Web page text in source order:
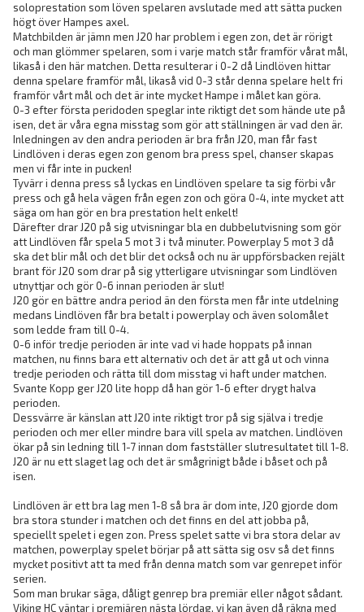
soloprestation som löven spelaren avslutade med att sätta pucken
högt över Hampes axel.
Matchbilden är jämn men J20 har problem i egen zon, det är rörigt
och man glömmer spelaren, som i varje match står framför vårat mål,
likaså i den här matchen. Detta resulterar i 0-2 då Lindlöven hittar
denna spelare framför mål, likaså vid 0-3 står denna spelare helt fri
framför vårt mål och det är inte mycket Hampe i målet kan göra.
0-3 efter första peridoden speglar inte riktigt det som hände ute på
isen, det är våra egna misstag som gör att ställningen är vad den är.
Inledningen av den andra perioden är bra från J20, man får fast
Lindlöven i deras egen zon genom bra press spel, chanser skapas
men vi får inte in pucken!
Tyvärr i denna press så lyckas en Lindlöven spelare ta sig förbi vår
press och gå hela vägen från egen zon och göra 0-4, inte mycket att
säga om han gör en bra prestation helt enkelt!
Därefter drar J20 på sig utvisningar bla en dubbelutvisning som gör
att Lindlöven får spela 5 mot 3 i två minuter. Powerplay 5 mot 3 då
ska det blir mål och det blir det också och nu är uppförsbacken rejält
brant för J20 som drar på sig ytterligare utvisningar som Lindlöven
utnyttjar och gör 0-6 innan perioden är slut!
J20 gör en bättre andra period än den första men får inte utdelning
medans Lindlöven får bra betalt i powerplay och även solomålet
som ledde fram till 0-4.
0-6 inför tredje perioden är inte vad vi hade hoppats på innan
matchen, nu finns bara ett alternativ och det är att gå ut och vinna
tredje perioden och rätta till dom misstag vi haft under matchen.
Svante Kopp ger J20 lite hopp då han gör 1-6 efter drygt halva
perioden.
Dessvärre är känslan att J20 inte riktigt tror på sig själva i tredje
perioden och mer eller mindre bara vill spela av matchen. Lindlöven
ökar på sin ledning till 1-7 innan dom fastställer slutresultatet till 1-8.
J20 är nu ett slaget lag och det är smågrinigt både i båset och på
isen.
Lindlöven är ett bra lag men 1-8 så bra är dom inte, J20 gjorde dom
bra stora stunder i matchen och det finns en del att jobba på,
speciellt spelet i egen zon. Press spelet satte vi bra stora delar av
matchen, powerplay spelet börjar på att sätta sig osv så det finns
mycket positivt att ta med från denna match som var genrepet inför
serien.
Som man brukar säga, dåligt genrep bra premiär eller något sådant.
Viking HC väntar i premiären nästa lördag, vi kan även då räkna med